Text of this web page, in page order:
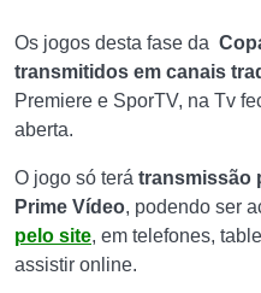
Os jogos desta fase da
transmitidos em canais
Premiere e SporTV, na Tv
aberta.
O jogo só terá transmissão
Prime Vídeo, podendo ser
pelo site, em telefones,
assistir online.